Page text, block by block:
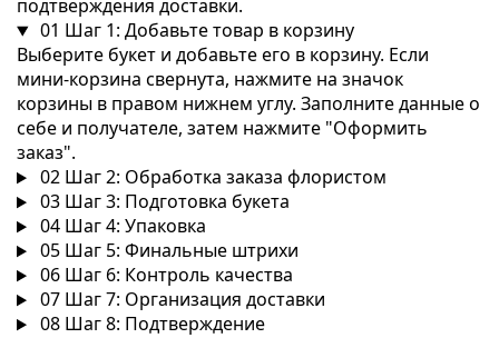
подтверждения доставки.
01 Шаг 1: Добавьте товар в корзину
Выберите букет и добавьте его в корзину. Если
мини-корзина свернута, нажмите на значок
корзины в правом нижнем углу. Заполните данные о
себе и получателе, затем нажмите "Оформить
заказ".
02 Шаг 2: Обработка заказа флористом
03 Шаг 3: Подготовка букета
04 Шаг 4: Упаковка
05 Шаг 5: Финальные штрихи
06 Шаг 6: Контроль качества
07 Шаг 7: Организация доставки
08 Шаг 8: Подтверждение